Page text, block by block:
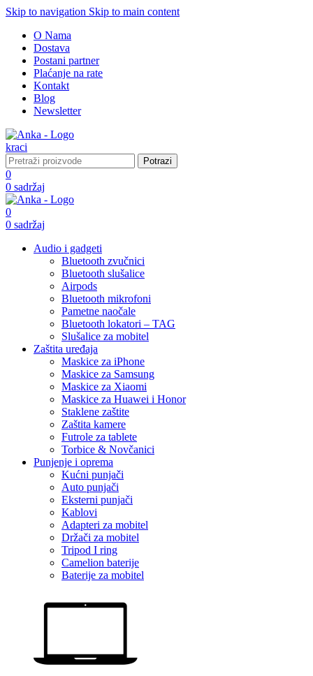
Skip to navigation Skip to main content
O Nama
Dostava
Postani partner
Plaćanje na rate
Kontakt
Blog
Newsletter
Potrazi
0
0 sadržaj
0
0 sadržaj
Audio i gadgeti
Bluetooth zvučnici
Bluetooth slušalice
Airpods
Bluetooth mikrofoni
Pametne naočale
Bluetooth lokatori – TAG
Slušalice za mobitel
Zaštita uređaja
Maskice za iPhone
Maskice za Samsung
Maskice za Xiaomi
Maskice za Huawei i Honor
Staklene zaštite
Zaštita kamere
Futrole za tablete
Torbice & Novčanici
Punjenje i oprema
Kućni punjači
Auto punjači
Eksterni punjači
Kablovi
Adapteri za mobitel
Držači za mobitel
Tripod I ring
Camelion baterije
Baterije za mobitel